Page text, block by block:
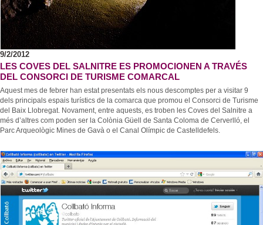
9/2/2012
LES COVES DEL SALNITRE ES PROMOCIONEN A TRAVÉS
DEL CONSORCI DE TURISME COMARCAL
Aquest mes de febrer han estat presentats els nous descomptes per a visitar 9
dels principals espais turístics de la comarca que promou el Consorci de Turisme
del Baix Llobregat. Novament, entre aquests, es troben les Coves del Salnitre a
més d’altres com poden ser la Colònia Güell de Santa Coloma de Cerverlló, el
Parc Arqueològic Mines de Gavà o el Canal Olímpic de Castelldefels.